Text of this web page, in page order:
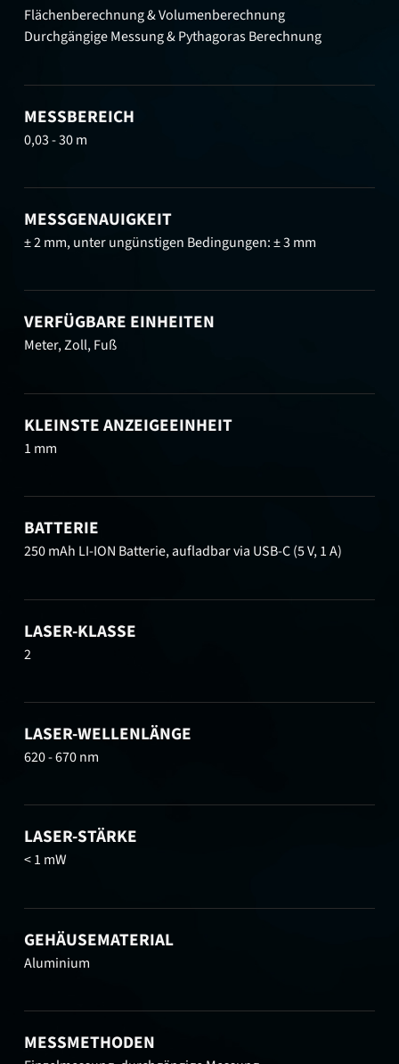
Flächenberechnung & Volumenberechnung
Durchgängige Messung & Pythagoras Berechnung
MESSBEREICH
0,03 - 30 m
MESSGENAUIGKEIT
± 2 mm, unter ungünstigen Bedingungen: ± 3 mm
VERFÜGBARE EINHEITEN
Meter, Zoll, Fuß
KLEINSTE ANZEIGEEINHEIT
1 mm
BATTERIE
250 mAh LI-ION Batterie, aufladbar via USB-C (5 V, 1 A)
LASER-KLASSE
2
LASER-WELLENLÄNGE
620 - 670 nm
LASER-STÄRKE
< 1 mW
GEHÄUSEMATERIAL
Aluminium
MESSMETHODEN